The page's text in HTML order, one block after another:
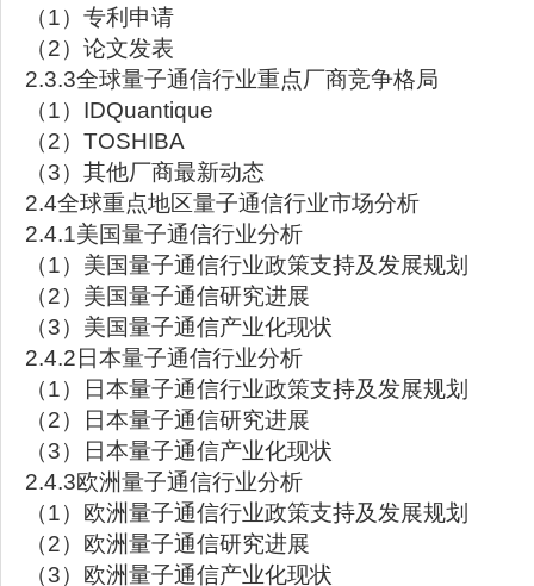
（1）专利申请
（2）论文发表
2.3.3全球量子通信行业重点厂商竞争格局
（1）IDQuantique
（2）TOSHIBA
（3）其他厂商最新动态
2.4全球重点地区量子通信行业市场分析
2.4.1美国量子通信行业分析
（1）美国量子通信行业政策支持及发展规划
（2）美国量子通信研究进展
（3）美国量子通信产业化现状
2.4.2日本量子通信行业分析
（1）日本量子通信行业政策支持及发展规划
（2）日本量子通信研究进展
（3）日本量子通信产业化现状
2.4.3欧洲量子通信行业分析
（1）欧洲量子通信行业政策支持及发展规划
（2）欧洲量子通信研究进展
（3）欧洲量子通信产业化现状